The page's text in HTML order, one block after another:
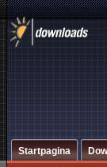
Startpagina